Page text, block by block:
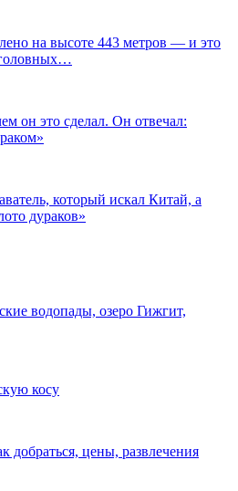
на высоте 443 метров — и это
он это сделал. Он отвечал:
который искал Китай, а
дураков»
водопады, озеро Гижгит,
косу
добраться, цены, развлечения